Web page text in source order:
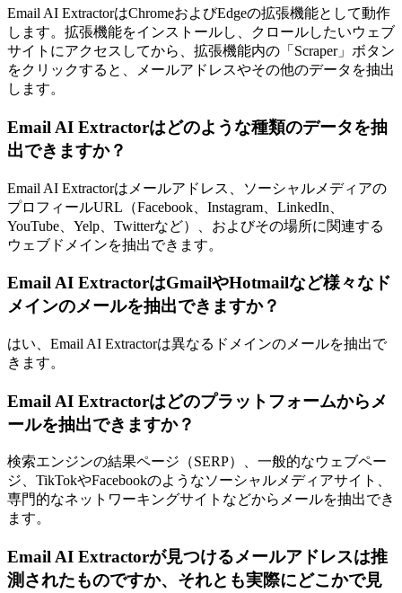
Email AI ExtractorはChromeおよびEdgeの拡張機能として動作
します。拡張機能をインストールし、クロールしたいウェブ
サイトにアクセスしてから、拡張機能内の「Scraper」ボタン
をクリックすると、メールアドレスやその他のデータを抽出
します。
Email AI Extractorはどのような種類のデータを抽
出できますか？
Email AI Extractorはメールアドレス、ソーシャルメディアの
プロフィールURL（Facebook、Instagram、LinkedIn、
YouTube、Yelp、Twitterなど）、およびその場所に関連する
ウェブドメインを抽出できます。
Email AI ExtractorはGmailやHotmailなど様々なド
メインのメールを抽出できますか？
はい、Email AI Extractorは異なるドメインのメールを抽出で
きます。
Email AI Extractorはどのプラットフォームからメ
ールを抽出できますか？
検索エンジンの結果ページ（SERP）、一般的なウェブペー
ジ、TikTokやFacebookのようなソーシャルメディアサイト、
専門的なネットワーキングサイトなどからメールを抽出でき
ます。
Email AI Extractorが見つけるメールアドレスは推
測されたものですか、それとも実際にどこかで見